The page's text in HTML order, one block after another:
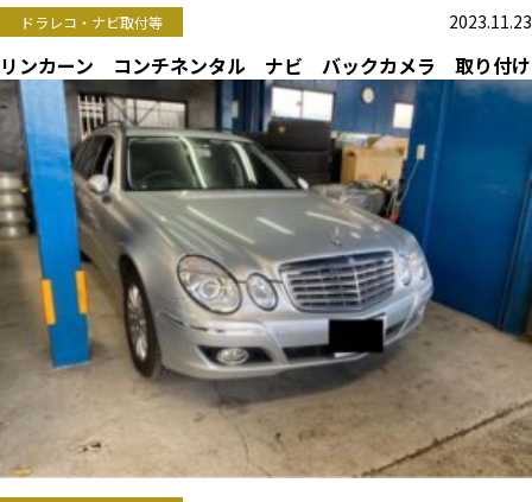
ドラレコ・ナビ取付等 2023.11.23
リンカーン コンチネンタル ナビ バックカメラ 取り付け